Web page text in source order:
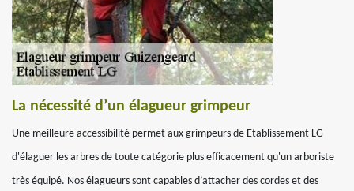
La nécessité d’un élagueur grimpeur
Une meilleure accessibilité permet aux grimpeurs de Etablissement LG
d'élaguer les arbres de toute catégorie plus efficacement qu'un arboriste
très équipé. Nos élagueurs sont capables d’attacher des cordes et des